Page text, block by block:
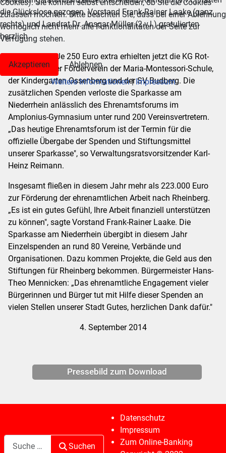
die Glückslose gezogen. Vorstand Frank-Rainer Laake (ganz
rechts) und Landrat Dr. Ansgar Müller (2.v.l.) gratulierten
herzlich.
RHEINBERG.Je 250 Euro extra erhielten jetzt die KG Rot-
Weiß Borth, der Förderverein der Maria-Montessori-Schule,
der Kindergarten Ossenberg und der SV Budberg. Die
zusätzlichen Spenden verloste die Sparkasse am
Niederrhein anlässlich des Ehrenamtsforums im
Amplonius-Gymnasium unter rund 200 Vereinsvertretern.
„Das heutige Ehrenamtsforum ist der Termin für die
offizielle Übergabe der Spenden und Stiftungsmittel
unserer Sparkasse", so Verwaltungsratsvorsitzender Karl-
Heinz Reimann.
Insgesamt fließen in diesem Jahr mehr als 223.000 Euro
zur Förderung der ehrenamtlichen Arbeit nach Rheinberg.
„Es ist ein gutes Gefühl, Ihre Arbeit finanziell unterstützen
zu können", sagte Vorstand Frank-Rainer Laake. Die
Sparkasse am Niederrhein übergibt in diesem Jahr
Einzelspenden an rund 80 Vereine, Verbände und
Organisationen. Dazu kommen Projekte, die Geld aus den
Stiftungen für Rheinberg bekommen. Bürgermeister Hans-
Theo Mennicken: „Das ehrenamtliche Engagement vieler
Bürgerinnen und Bürger tut mit Hilfe dieser Spenden an
vielen Stellen unserer Stadt Gutes, herzlichen Dank dafür."
4. September 2014
Pressebild zum Download
Suchen
Datenschutz
Impressum
Zum Online-Banking
Cookies). Sie können selbst entscheiden, ob Sie die Cookies
zulassen möchten. Bitte beachten Sie, dass bei einer Ablehnung
womöglich nicht mehr alle Funktionalitäten der Seite zur
Verfügung stehen.
Akzeptieren
Ablehnen
Weitere Informationen|Impressum